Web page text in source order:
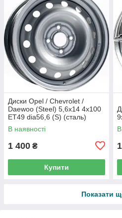
Диски Opel / Chevrolet /
Daewoo (Steel) 5,6x14 4x100
ET49 dia56,6 (S) (сталь)
В наявності
1 400 ₴
Купити
Показати